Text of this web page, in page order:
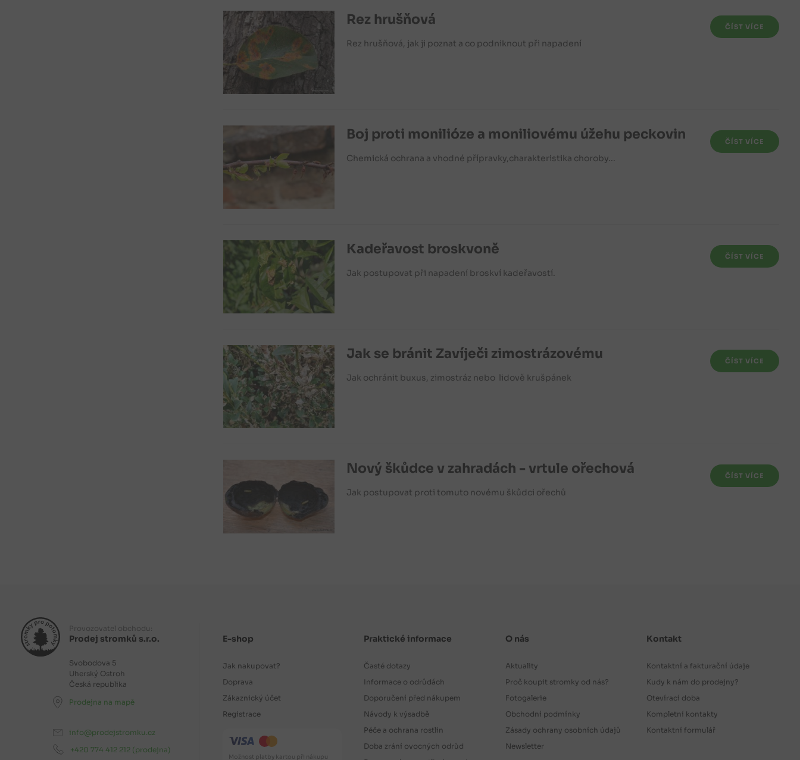
Rez hrušňová
Rez hrušňová, jak ji poznat a co podniknout při napadení
ČÍST VÍCE
Boj proti monilióze a moniliovému úžehu peckovin
Chemická ochrana a vhodné přípravky,charakteristika choroby...
ČÍST VÍCE
Kadeřavost broskvoně
Jak postupovat při napadení broskví kadeřavostí.
ČÍST VÍCE
Jak se bránit Zavíječi zimostrázovému
Jak ochránit buxus, zimostráz nebo lidově krušpánek
ČÍST VÍCE
Nový škůdce v zahradách - vrtule ořechová
Jak postupovat proti tomuto novému škůdci ořechů
ČÍST VÍCE
Provozovatel obchodu:
Prodej stromků s.r.o.
Svobodova 5
Uherský Ostroh
Česká republika
Prodejna na mapě
info@prodejstromku.cz
+420 774 412 212 (prodejna)
E-shop
Jak nakupovat?
Doprava
Zákaznický účet
Registrace
Možnost platby kartou při nákupu
Praktické informace
Časté dotazy
Informace o odrůdách
Doporučení před nákupem
Návody k výsadbě
Péče a ochrana rostlin
Doba zrání ovocných odrůd
O nás
Aktuality
Proč koupit stromky od nás?
Fotogalerie
Obchodní podmínky
Zásady ochrany osobních údajů
Newsletter
Kontakt
Kontaktní a fakturační údaje
Kudy k nám do prodejny?
Otevírací doba
Kompletní kontakty
Kontaktní formulář